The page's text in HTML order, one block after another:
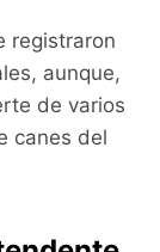
registraron
aunque,
de varios
canes del